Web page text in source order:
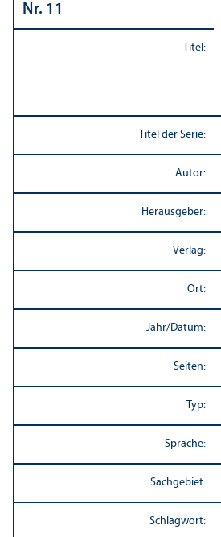
Nr. 11
Titel:
Titel der Serie:
Autor:
Herausgeber:
Verlag:
Ort:
Jahr/Datum:
Seiten:
Typ:
Sprache:
Sachgebiet:
Schlagwort: